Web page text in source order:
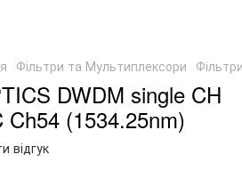
Фільтри та Мультиплексори
DWDM single CH
Ch54 (1534.25nm)
відгук